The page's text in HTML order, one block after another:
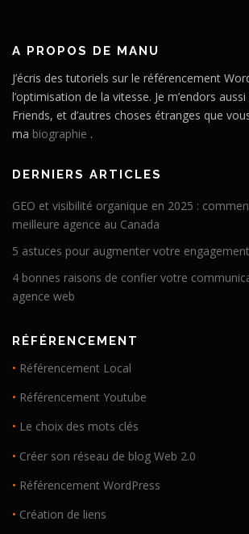
A PROPOS DE MANU
J’écris des tutoriels sur le référencement
l’optimisation de la vitesse. Je m’endors
Friends, et d’autres choses étranges que
ma biographie .
DERNIERS ARTICLES
GEO et visibilité organique en 2025 :
meilleure agence au Canada
5 astuces pour augmenter votre
4 bonnes raisons de confier votre
agence web
RÉFÉRENCEMENT
• Référencement Local
• Référencement Youtube
• Le choix des mots clés
• Créer son réseau de blog Web 2.0
• Référencement WordPress
• Création de liens